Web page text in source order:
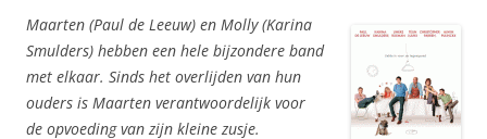
Maarten (Paul de Leeuw) en Molly (Karina
Smulders) hebben een hele bijzondere band
met elkaar. Sinds het overlijden van hun
ouders is Maarten verantwoordelijk voor
de opvoeding van zijn kleine zusje.